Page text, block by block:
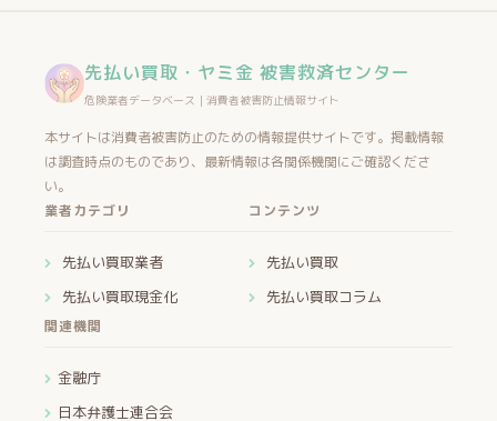
先払い買取・ヤミ金 被害救済センター
危険業者データベース｜消費者被害防止情報サイト
本サイトは消費者被害防止のための情報提供サイトです。掲載情報
は調査時点のものであり、最新情報は各関係機関にご確認くださ
い。
業者カテゴリ
先払い買取業者
先払い買取現金化
コンテンツ
先払い買取
先払い買取コラム
関連機関
金融庁
日本弁護士連合会